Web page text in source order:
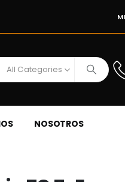
All Categories
NOSOTROS